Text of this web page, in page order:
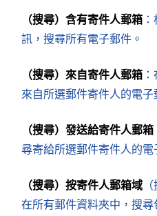
（搜尋）含有寄件人郵箱
訊，搜尋所有電子郵件。
（搜尋）來自寄件人郵箱
來自所選郵件寄件人的電子
（搜尋）發送給寄件人郵箱
尋寄給所選郵件寄件人的電
（搜尋）按寄件人郵箱域
在所有郵件資料夾中，搜